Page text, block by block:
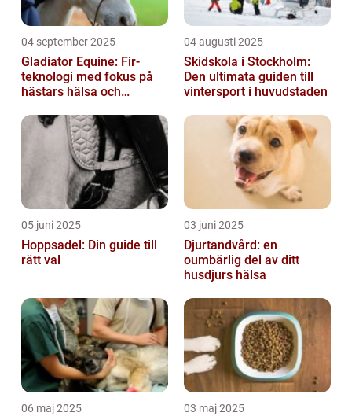
04 september 2025
Gladiator Equine: Fir-
teknologi med fokus på
hästars hälsa och
04 augusti 2025
Skidskola i Stockholm:
Den ultimata guiden till
vintersport i huvudstaden
05 juni 2025
Hoppsadel: Din guide till
rätt val
03 juni 2025
Djurtandvård: en
oumbärlig del av ditt
husdjurs hälsa
06 maj 2025 03 maj 2025